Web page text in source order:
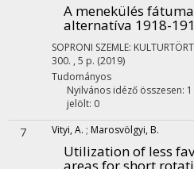
A menekülés fátuma
alternatíva 1918-
SOPRONI SZEMLE:
300. , 5 p. (2019)
Tudományos
Nyilvános idéző összesen: 1
jelölt: 0
7 Vityi, A. ; Marosvölgyi, B.
Utilization of less